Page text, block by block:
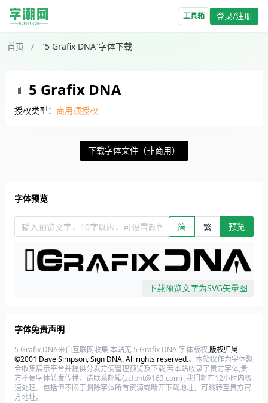
工具箱 登录/注册
首页 / "5 Grafix DNA"字体下载
5 Grafix DNA
授权类型： 商用须授权
下载字体文件（非商用）
字体预览
输入预览文字，10字以内，可设置颜色、大小、简繁。回车查看效
简 繁 预览
下载预览文字为SVG矢量图
字体免责声明
5 Grafix DNA来自互联网收集,本站无 5 Grafix DNA 字体版权,版权归属
©2001 Dave Simpson, Sign DNA. All rights reserved.。本站仅作为字体聚
合收集展示平台并提供分发方便管理预览及下载,若本站收录了贵方字体,贵
方不便字体转发传播，请联系邮箱(zcfont@163.com) ,我们将在12小时内极
速处理。包括但不限于删除字体所有资源或断开下载地址，可跳转至贵方官
方地址。